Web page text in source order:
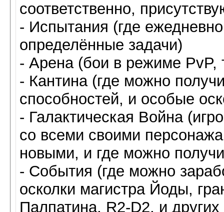
соответственно,
- Испытания (где
определённые задачи)
- Арена (бои в режиме PvP,
- Кантина (где можно
способностей, и особые
- Галактическая Война
со всеми своими
новыми, и где можно
- События (где можно
осколки магистра Йоды,
Палпатина, R2-D2, и